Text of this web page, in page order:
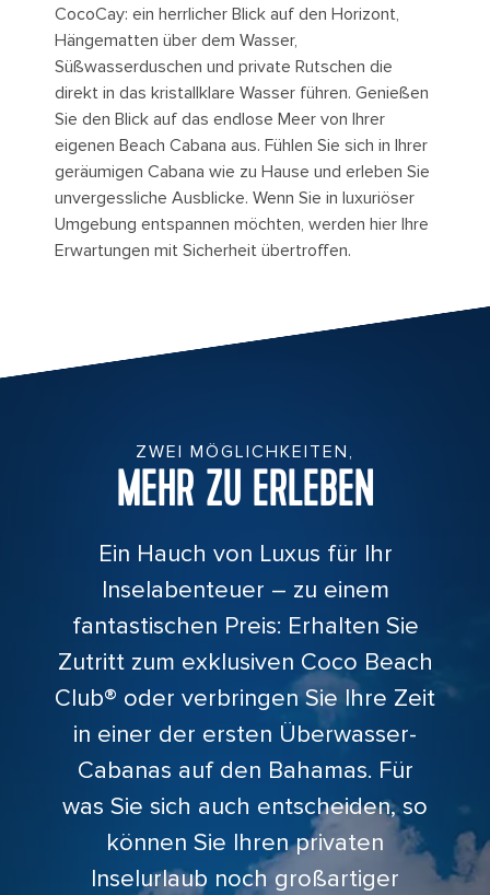
CocoCay: ein herrlicher Blick auf den Horizont,
Hängematten über dem Wasser,
Süßwasserduschen und private Rutschen die
direkt in das kristallklare Wasser führen. Genießen
Sie den Blick auf das endlose Meer von Ihrer
eigenen Beach Cabana aus. Fühlen Sie sich in Ihrer
geräumigen Cabana wie zu Hause und erleben Sie
unvergessliche Ausblicke. Wenn Sie in luxuriöser
Umgebung entspannen möchten, werden hier Ihre
Erwartungen mit Sicherheit übertroffen.
People enjoying drinks at CocoCay's floating bar
ZWEI MÖGLICHKEITEN,
MEHR ZU ERLEBEN
Ein Hauch von Luxus für Ihr
Inselabenteuer – zu einem
fantastischen Preis: Erhalten Sie
Zutritt zum exklusiven Coco Beach
Club® oder verbringen Sie Ihre Zeit
in einer der ersten Überwasser-
Cabanas auf den Bahamas. Für
was Sie sich auch entscheiden, so
können Sie Ihren privaten
Inselurlaub noch großartiger